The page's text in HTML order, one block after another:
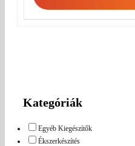
Kategóriák
Egyéb Kiegészítők
Ékszerkészítés